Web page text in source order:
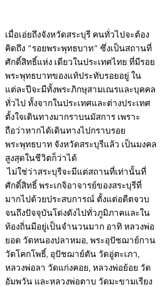
เมื่อเอ่ยถึงจังหวัดสระบุรี คนทั่วไปจะต้อง
คิดถึง “รอยพระพุทธบาท” ซึ่งเป็นสถานที่
ศักดิ์สิทธิ์แห่ง เดียวในประเทศไทย ที่มีรอย
พระพุทธบาทของแท้ประทับรอยอยู่ ใน
แต่ละปีจะมีทั้งพระภิกษุสามเณรและบุคคล
ทั่วไป ทั้งจากในประเทศและต่างประเทศ
ตั้งใจเดินทางมากราบนมัสการ เพราะ
ถือว่าหากได้เดินทางไปกราบรอย
พระพุทธบาท จังหวัดสระบุรีแล้ว เป็นมงคล
สูงสุดในชีวิตก็ว่าได้
ไม่ใช่ว่าสระบุรีจะมีแต่สถานที่เท่านั้นที่
ศักดิ์สิทธิ์ พระเกจิอาจารย์ของสระบุรีที่
มากไปด้วยประสบการณ์ ตั้งแต่อดีตจวบ
จนถึงปัจจุบันโด่งดังไปทั่วภูมิภาคและใน
ท้องถิ่นมีอยู่เป็นจำนวนมาก อาทิ หลวงพ่อ
ยอด วัดหนองปลาหมอ, พระอุปัชฌาย์กาน
วัดโคกโพธิ์, อุปัชฌาย์ตัน วัดอู่ตะเภา,
หลวงพ่อลา วัดแก่งคอย, หลวงพ่อย้อย วัด
อัมพวัน และหลวงพ่อตาบ วัดมะขามเรียง